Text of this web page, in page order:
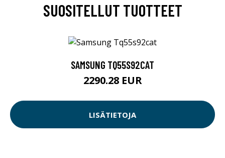
SUOSITELLUT TUOTTEET
SAMSUNG TQ55S92CAT
2290.28 EUR
LISÄTIETOJA